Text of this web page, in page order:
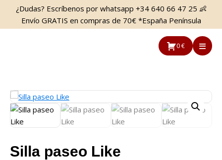
Saltar
contenido
Saltar
la
¿Dudas? Escríbenos por whatsapp +34 640 66 47 25 👶
Envío GRATIS en compras de 70€ *España Península
0 €
Silla paseo Like